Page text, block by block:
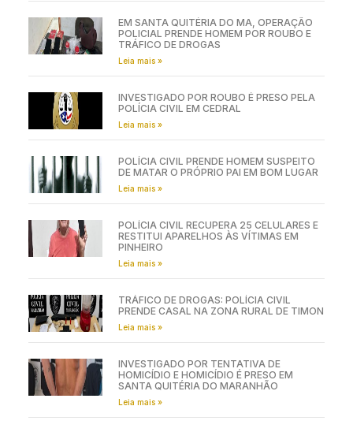
EM SANTA QUITÉRIA DO MA, OPERAÇÃO
POLICIAL PRENDE HOMEM POR ROUBO E
TRÁFICO DE DROGAS
Leia mais »
INVESTIGADO POR ROUBO É PRESO PELA
POLÍCIA CIVIL EM CEDRAL
Leia mais »
POLÍCIA CIVIL PRENDE HOMEM SUSPEITO
DE MATAR O PRÓPRIO PAI EM BOM LUGAR
Leia mais »
POLÍCIA CIVIL RECUPERA 25 CELULARES E
RESTITUI APARELHOS ÀS VÍTIMAS EM
PINHEIRO
Leia mais »
TRÁFICO DE DROGAS: POLÍCIA CIVIL
PRENDE CASAL NA ZONA RURAL DE TIMON
Leia mais »
INVESTIGADO POR TENTATIVA DE
HOMICÍDIO E HOMICÍDIO É PRESO EM
SANTA QUITÉRIA DO MARANHÃO
Leia mais »